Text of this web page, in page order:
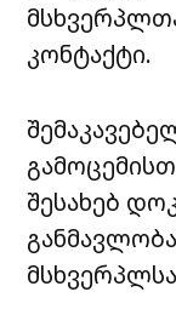
კონტაქტი.
შესახებ